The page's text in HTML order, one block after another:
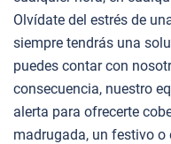
Olvídate del estrés de
siempre tendrás una
puedes contar con
consecuencia, nuestro
alerta para ofrecerte
madrugada, un festivo o